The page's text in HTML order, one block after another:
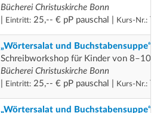
Bücherei Christuskirche Bonn
Eintritt: 25,-- € pP pauschal | Kurs-Nr.:
„Wörtersalat und Buchstabensuppe“
Schreibworkshop für Kinder von 8–10
Bücherei Christuskirche Bonn
Eintritt: 25,-- € pP pauschal | Kurs-Nr.:
„Wörtersalat und Buchstabensuppe“